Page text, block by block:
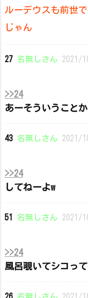
ルーデウスも前世
じゃん
27 名無しさん 2021/
>>24
あーそういうこと
43 名無しさん 2021/
>>24
してねーよw
51 名無しさん 2021/
>>24
風呂覗いてシコっ